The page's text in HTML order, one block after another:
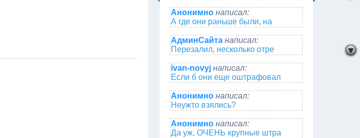
Анонимно написал:
А где они раньше были, на
АдминСайта написал:
Перезалил, несколько отре
ivan-novyj написал:
Если б они еще оштрафовал
Анонимно написал:
Неужто взялись?
Анонимно написал:
Да уж, ОЧЕНЬ крупные штра